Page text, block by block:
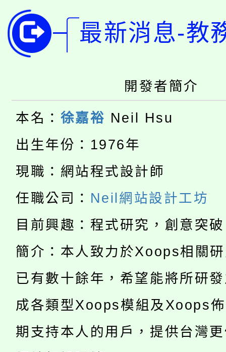
局官網。
8月14至27日，桃園電
開!
115年桃園市運動會8/
視費優惠，中低收入戶
半價優惠，詳情可洽有
者。
大園自造教育及科技
份教師增能研習
大溪自造教育及科技中
份教師研習
淨零綠生活教案入校路
會
115年食農教育專業人
程
「本色祭」8/29、30在
場熱烈登場!
8/21下午1時於龍潭區
徵才活動。
局官網。
8月14至27日，桃園電
115年桃園市運動會8/
田徑場及游泳池舉行。
桃園市低收入戶享有免
視費優惠，中低收入戶
大園自造教育及科技中
最新消息-教
開發者簡介
本名： 徐嘉裕 Neil Hsu
出生年份：1976年
現職：網站程式設計師
任職公司： Neil網站設計工坊
目前興趣：程式研究，創意突
簡介：本人致力於Xoops相關
已有數十餘年，希望能將所研
成各類型Xoops模組及Xoops
期支持本人的用戶，提供台灣